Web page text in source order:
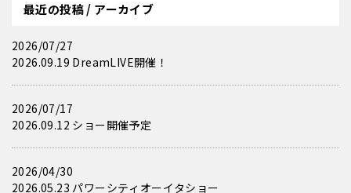
最近の投稿 / アーカイブ
2026/07/27
2026.09.19 DreamLIVE開催！
2026/07/17
2026.09.12 ショー開催予定
2026/04/30
2026.05.23 パワーシティオーイタショー